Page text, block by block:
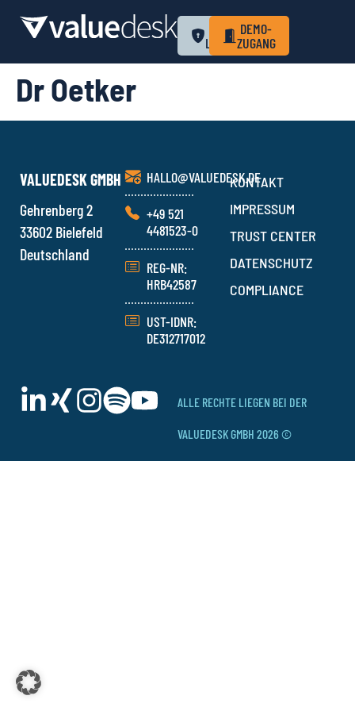
ZUM
LOGIN
DEMO-
ZUGANG
Dr Oetker
VALUEDESK GMBH
Gehrenberg 2
33602 Bielefeld
Deutschland
HALLO@VALUEDESK.DE
+49 521
4481523-0
REG-NR:
HRB42587
UST-IDNR:
DE312717012
KONTAKT
IMPRESSUM
TRUST CENTER
DATENSCHUTZ
COMPLIANCE
ALLE RECHTE LIEGEN BEI DER
VALUEDESK GMBH 2026 ©